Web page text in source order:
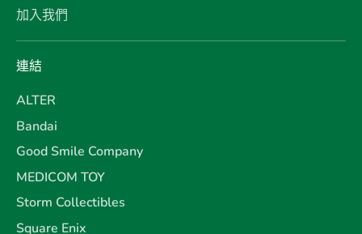
加入我們
連結
ALTER
Bandai
Good Smile Company
MEDICOM TOY
Storm Collectibles
Square Enix